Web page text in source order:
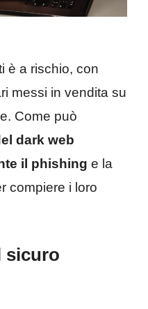
è a rischio, con
messi in vendita su
Come può
dark web
il phishing e la
compiere i loro
sicuro